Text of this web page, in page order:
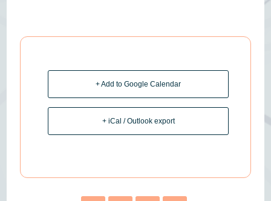
+ Add to Google Calendar
+ iCal / Outlook export